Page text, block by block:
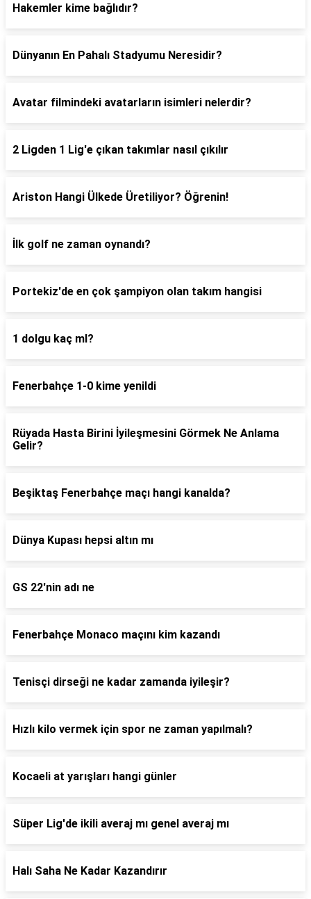
Hakemler kime bağlıdır?
Dünyanın En Pahalı Stadyumu Neresidir?
Avatar filmindeki avatarların isimleri nelerdir?
2 Ligden 1 Lig'e çıkan takımlar nasıl çıkılır
Ariston Hangi Ülkede Üretiliyor? Öğrenin!
İlk golf ne zaman oynandı?
Portekiz'de en çok şampiyon olan takım hangisi
1 dolgu kaç ml?
Fenerbahçe 1-0 kime yenildi
Rüyada Hasta Birini İyileşmesini Görmek Ne Anlama
Gelir?
Beşiktaş Fenerbahçe maçı hangi kanalda?
Dünya Kupası hepsi altın mı
GS 22'nin adı ne
Fenerbahçe Monaco maçını kim kazandı
Tenisçi dirseği ne kadar zamanda iyileşir?
Hızlı kilo vermek için spor ne zaman yapılmalı?
Kocaeli at yarışları hangi günler
Süper Lig'de ikili averaj mı genel averaj mı
Halı Saha Ne Kadar Kazandırır